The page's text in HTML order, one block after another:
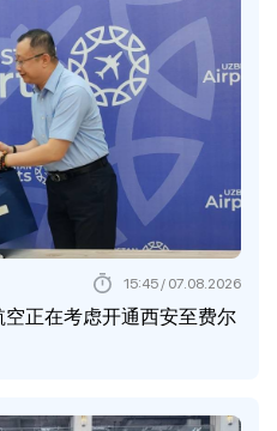
正在考虑开通西安至费尔
15:45 / 07.08.2026